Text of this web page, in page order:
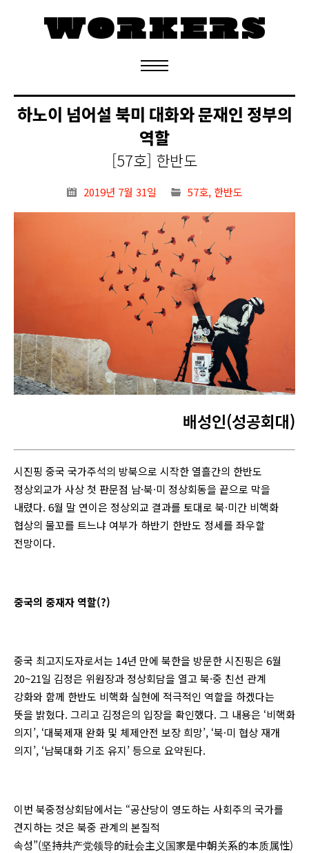
정기구독 신청
하노이 넘어설 북미 대화와 문재인 정부의
역할
[57호] 한반도
2019년 7월 31일 57호, 한반도
배성인(성공회대)
시진핑 중국 국가주석의 방북으로 시작한 열흘간의 한반도
정상외교가 사상 첫 판문점 남·북·미 정상회동을 끝으로 막을
내렸다. 6월 말 연이은 정상외교 결과를 토대로 북·미간 비핵화
협상의 물꼬를 트느냐 여부가 하반기 한반도 정세를 좌우할
전망이다.
중국의 중재자 역할(?)
중국 최고지도자로서는 14년 만에 북한을 방문한 시진핑은 6월
20~21일 김정은 위원장과 정상회담을 열고 북·중 친선 관계
강화와 함께 한반도 비핵화 실현에 적극적인 역할을 하겠다는
뜻을 밝혔다. 그리고 김정은의 입장을 확인했다. 그 내용은 ‘비핵화
의지’, ‘대북제재 완화 및 체제안전 보장 희망’, ‘북·미 협상 재개
의지’, ‘남북대화 기조 유지’ 등으로 요약된다.
이번 북중정상회담에서는 “공산당이 영도하는 사회주의 국가를
견지하는 것은 북중 관계의 본질적
속성”(坚持共产党领导的社会主义国家是中朝关系的本质属性)